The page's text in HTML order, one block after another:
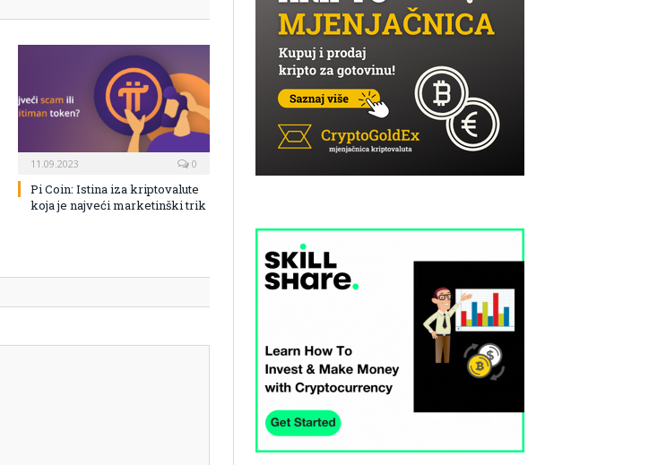
11.09.2023 0
Pi Coin: Istina iza kriptovalute
koja je najveći marketinški trik